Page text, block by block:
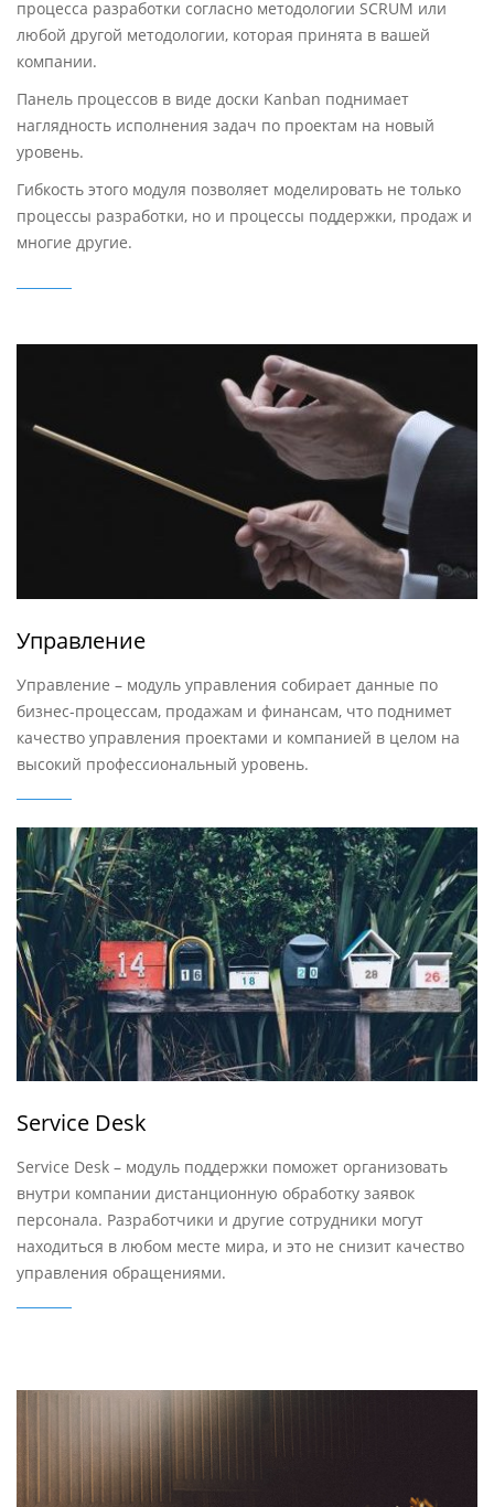
процесса разработки согласно методологии SCRUM или
любой другой методологии, которая принята в вашей
компании.
Панель процессов в виде доски Kanban поднимает
наглядность исполнения задач по проектам на новый
уровень.
Гибкость этого модуля позволяет моделировать не только
процессы разработки, но и процессы поддержки, продаж и
многие другие.
Управление
Управление – модуль управления собирает данные по
бизнес-процессам, продажам и финансам, что поднимет
качество управления проектами и компанией в целом на
высокий профессиональный уровень.
Service Desk
Service Desk – модуль поддержки поможет организовать
внутри компании дистанционную обработку заявок
персонала. Разработчики и другие сотрудники могут
находиться в любом месте мира, и это не снизит качество
управления обращениями.